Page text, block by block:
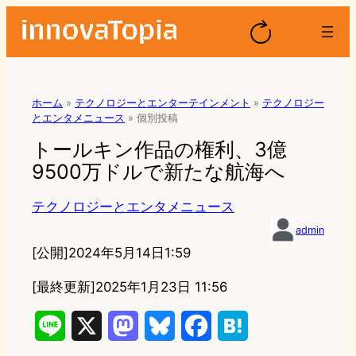
ホーム » テクノロジーとエンターテインメント » テクノロジー
とエンタメニュース » 個別投稿
トールキン作品の権利、3億
9500万ドルで新たな航海へ
テクノロジーとエンタメニュース
admin
[公開]2024年5月14日1:59
[最終更新]2025年1月23日 11:56